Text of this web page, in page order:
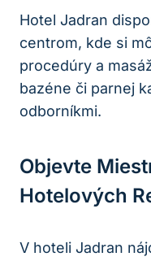
Hotel Jadran
centrom, kde si
procedúry a
bazéne či parnej
odborníkmi.
Objevte
Hotelových
V hoteli Jadran